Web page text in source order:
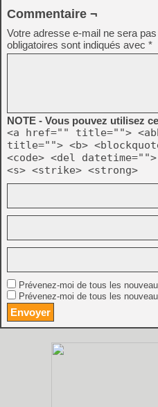
Commentaire ¬
Votre adresse e-mail ne sera pas
obligatoires sont indiqués avec *
NOTE - Vous pouvez utilisez
<a href="" title="">
title=""> <b>
<code> <del
<s> <strike> <strong>
Prévenez-moi de tous les
Prévenez-moi de tous les